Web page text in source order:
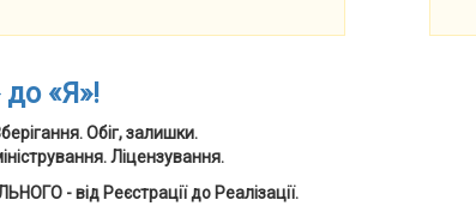
«Я»!
Обіг, залишки.
Ліцензування.
- від Реєстрації до Реалізації.